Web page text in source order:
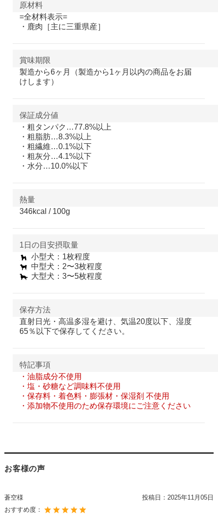
原材料
=全材料表示=
・鹿肉［主に三重県産］
賞味期限
製造から6ヶ月（製造から1ヶ月以内の商品をお届
けします）
保証成分値
・粗タンパク…77.8%以上
・粗脂肪…8.3%以上
・粗繊維…0.1%以下
・粗灰分…4.1%以下
・水分…10.0%以下
熱量
346kcal / 100g
1日の目安摂取量
小型犬：1枚程度
中型犬：2〜3枚程度
大型犬：3〜5枚程度
保存方法
直射日光・高温多湿を避け、気温20度以下、湿度
65％以下で保存してください。
特記事項
・油脂成分不使用
・塩・砂糖など調味料不使用
・保存料・着色料・膨張材・保湿剤 不使用
・添加物不使用のため保存環境にご注意ください
お客様の声
蒼空様 投稿日： 2025年11月05日
おすすめ度：